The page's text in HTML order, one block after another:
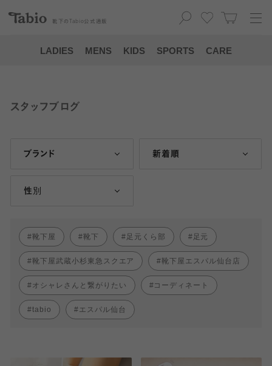
靴下の Tabio 公式通販
LADIES MENS KIDS SPORTS CARE
スタッフブログ
ブランド 新着順
性別
靴下屋 靴下 足元くら部 足元
靴下屋武蔵小杉東急スクエア 靴下屋エスパル仙台店
オシャレさんと繋がりたい コーディネート
tabio エスパル仙台